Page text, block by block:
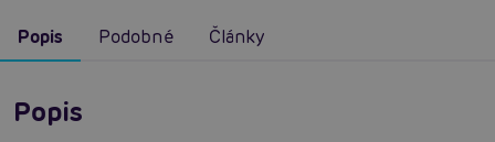
Popis Podobné Články
Popis